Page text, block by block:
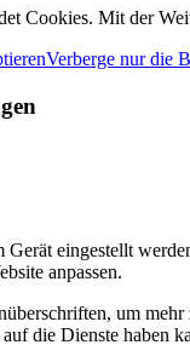
Cookies. Mit der
Verberge nur die
eingestellt
anpassen.
um
die Dienste haben